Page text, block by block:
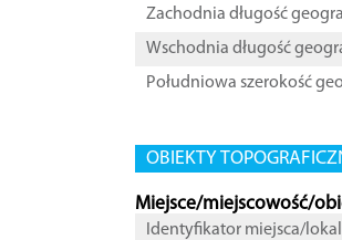
Zachodnia długość
Wschodnia długość
Południowa szerokość
OBIEKTY
Miejsce/miejscowość/
Identyfikator miejsca/